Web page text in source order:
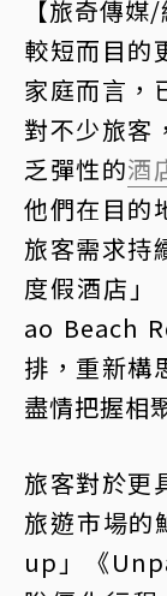
【旅奇傳
較短而目的
家庭而言，
對不少旅客
乏彈性的酒
他們在目的
旅客需求持
度假酒店
ao Beach
排，重新構
盡情把握相
旅客對於更
旅遊市場的
up」《